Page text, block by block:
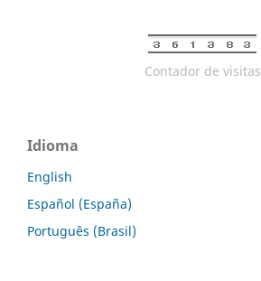
Contador de visitas
Idioma
English
Español (España)
Português (Brasil)